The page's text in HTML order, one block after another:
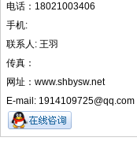
电话：18021003406
手机:
联系人: 王羽
传真：
网址：www.shbysw.net
E-mail: 1914109725@qq.com